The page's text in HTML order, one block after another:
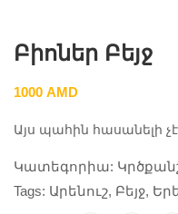
Բիոներ Բեյջ
1000 AMD
Այս պահին հասանելի չէ
Կատեգորիա:
Tags: Արենուշ, Բեյջ,